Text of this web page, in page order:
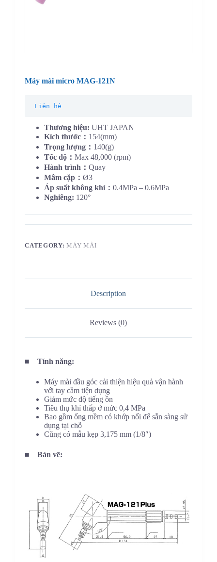
Máy mài micro MAG-121N
Liên hệ
Thương hiệu:UHT JAPAN
Kích thước： 154(mm)
Trọng lượng： 140(g)
Tốc độ：Max 48,000 (rpm)
Hành trình：Quay
Mâm cặp：Ø3
Áp suất không khí：0.4MPa – 0.6MPa
Nghiêng: 120°
CATEGORY: MÁY MÀI
Description
Reviews (0)
■Tính năng:
Máy mài đầu góc cải thiện hiệu quả vận hành
với tay cầm tiện dụng
Giảm mức độ tiếng ồn
Tiêu thụ khí thấp ở mức 0,4 MPa
Bao gồm ống mềm có khớp nối để sẵn sàng sử
dụng tại chỗ
Cũng có mẫu kẹp 3,175 mm (1/8″)
■Bản vẽ: